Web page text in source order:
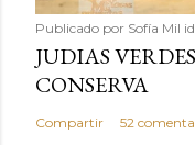
Publicado por Sofía Mil
JUDIAS
CONSERVA
Compartir 52